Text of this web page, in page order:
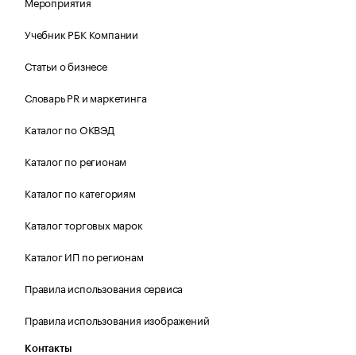
Учебник РБК Компании
Статьи о бизнесе
Словарь PR и маркетинга
Каталог по ОКВЭД
Каталог по регионам
Каталог по категориям
Каталог торговых марок
Каталог ИП по регионам
Правила использования сервиса
Правила использования изображений
Контакты